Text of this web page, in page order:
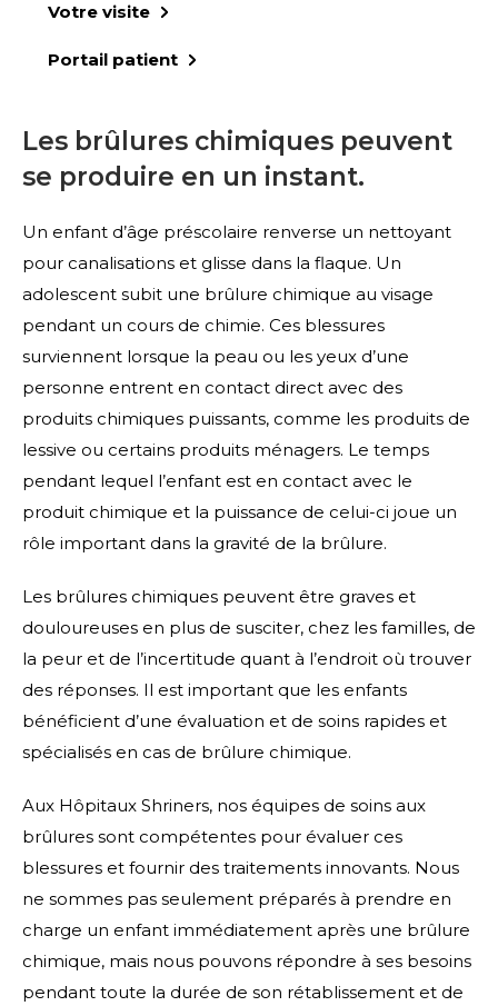
Votre visite
Portail patient
Les brûlures chimiques peuvent
se produire en un instant.
Un enfant d’âge préscolaire renverse un nettoyant
pour canalisations et glisse dans la flaque. Un
adolescent subit une brûlure chimique au visage
pendant un cours de chimie. Ces blessures
surviennent lorsque la peau ou les yeux d’une
personne entrent en contact direct avec des
produits chimiques puissants, comme les produits de
lessive ou certains produits ménagers. Le temps
pendant lequel l’enfant est en contact avec le
produit chimique et la puissance de celui-ci joue un
rôle important dans la gravité de la brûlure.
Les brûlures chimiques peuvent être graves et
douloureuses en plus de susciter, chez les familles, de
la peur et de l’incertitude quant à l’endroit où trouver
des réponses. Il est important que les enfants
bénéficient d’une évaluation et de soins rapides et
spécialisés en cas de brûlure chimique.
Aux Hôpitaux Shriners, nos équipes de soins aux
brûlures sont compétentes pour évaluer ces
blessures et fournir des traitements innovants. Nous
ne sommes pas seulement préparés à prendre en
charge un enfant immédiatement après une brûlure
chimique, mais nous pouvons répondre à ses besoins
pendant toute la durée de son rétablissement et de